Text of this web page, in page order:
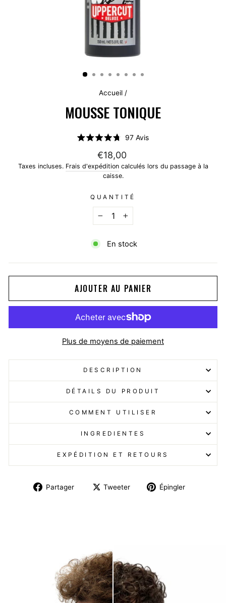
Accueil /
MOUSSE TONIQUE
4.8
sur
5
étoiles
97AvisCliquez
défiler
€18,00
Taxes incluses. Frais d'expéditioncalculés lors du passage à la
caisse.
QUANTITÉ
+
En stock
AJOUTER AU PANIER
Plus de moyens de paiement
DESCRIPTION
DÉTAILS DU PRODUIT
COMMENT UTILISER
INGREDIENTES
EXPÉDITION ET RETOURS
Partager Tweeter Épingler